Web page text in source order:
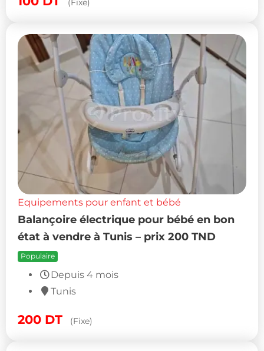
(Fixe)
Equipements pour enfant et bébé
Balançoire électrique pour bébé en bon
état à vendre à Tunis – prix 200 TND
Populaire
Depuis 4 mois
Tunis
200 DT (Fixe)